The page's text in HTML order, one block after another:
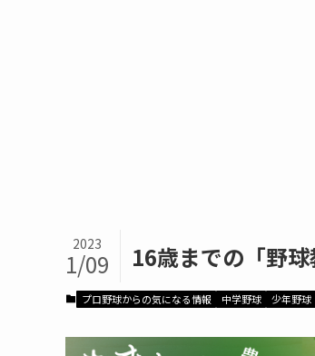
16歳までの「野
2023
1/09
プロ野球からの気になる情報 中学野球 少年野球